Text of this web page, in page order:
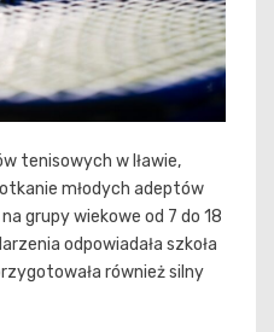
tenisowych w Iławie,
młodych adeptów
grupy wiekowe od 7 do 18
odpowiadała szkoła
również silny